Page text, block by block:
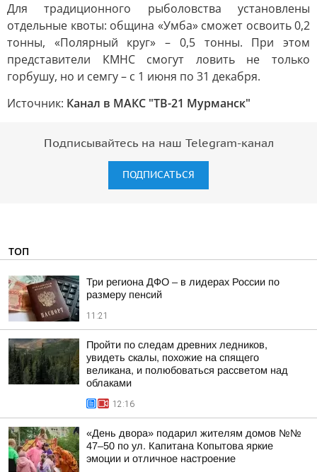
Для традиционного рыболовства установлены
отдельные квоты: община «Умба» сможет освоить 0,2
тонны, «Полярный круг» – 0,5 тонны. При этом
представители КМНС смогут ловить не только
горбушу, но и семгу – с 1 июня по 31 декабря.
Источник: Канал в МАКС "ТВ-21 Мурманск"
Подписывайтесь на наш Telegram-канал
ПОДПИСАТЬСЯ
ТОП
Три региона ДФО – в лидерах России по
размеру пенсий
11:21
Пройти по следам древних ледников,
увидеть скалы, похожие на спящего
великана, и полюбоваться рассветом над
облаками
12:16
«День двора» подарил жителям домов №№
47–50 по ул. Капитана Копытова яркие
эмоции и отличное настроение